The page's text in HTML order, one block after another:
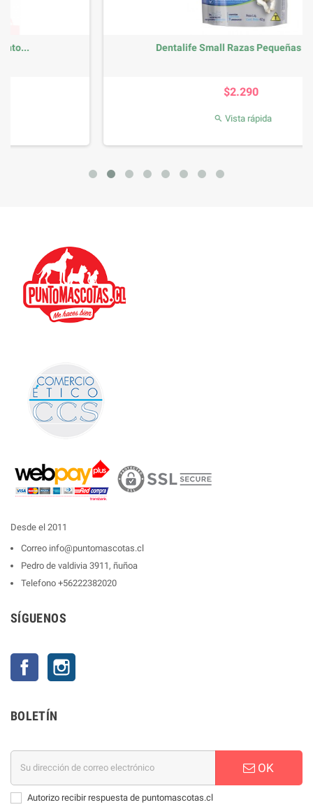
Dentalife Small Razas Pequeñas 7und
Desde el 2011
Correo info@puntomascotas.cl
Pedro de valdivia 3911, ñuñoa
Telefono +56222382020
SÍGUENOS
Facebook
BOLETÍN
OK
Autorizo recibir respuesta de puntomascotas.cl